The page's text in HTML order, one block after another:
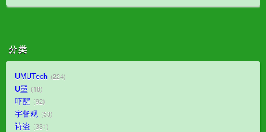
分类
UMUTech 224
U墨 18
吓醒 92
宇督观 53
诗盗 331